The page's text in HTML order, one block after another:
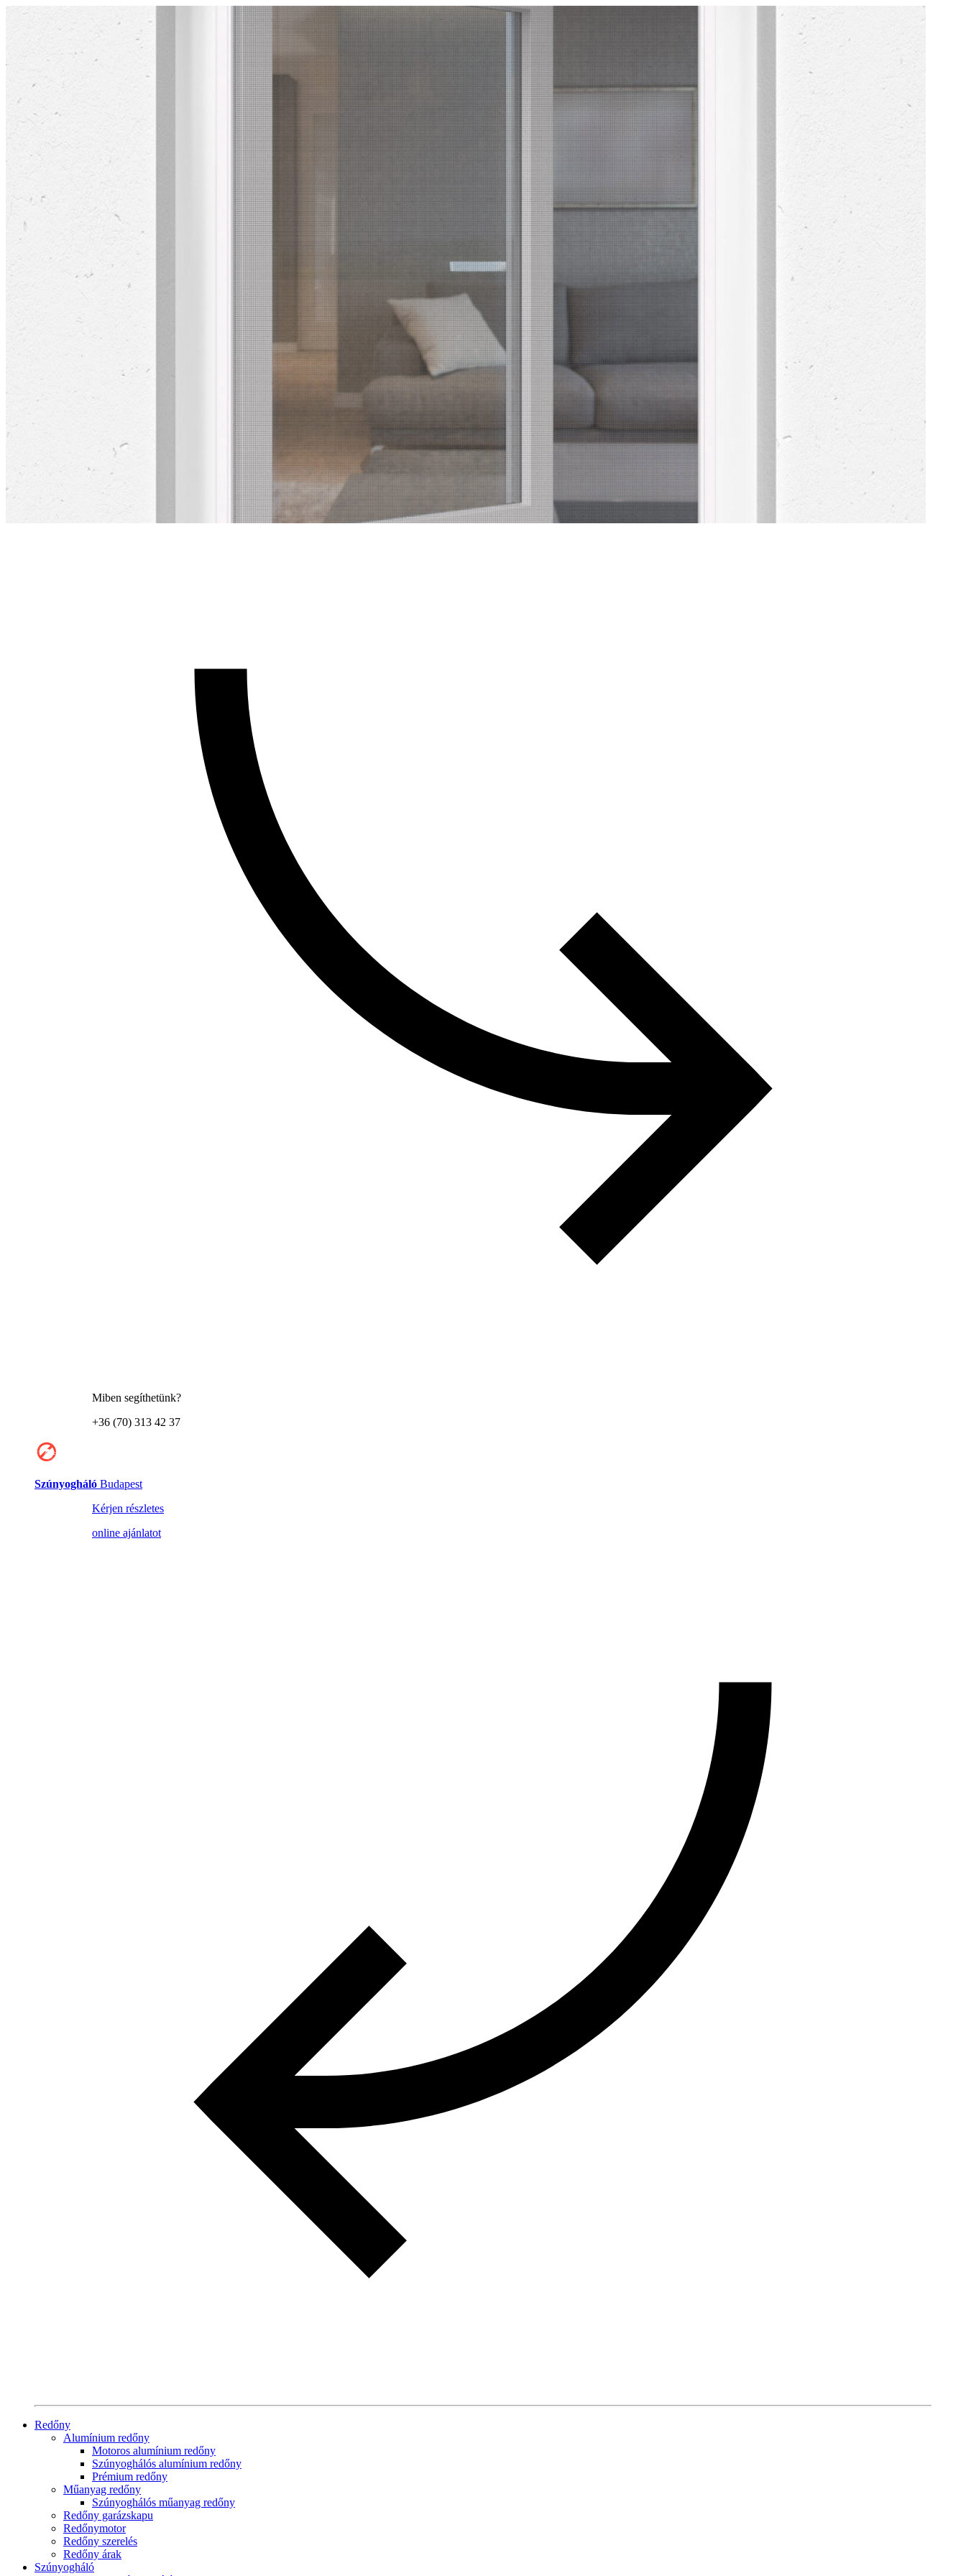
Miben segíthetünk?
+36 (70) 313 42 37
Szúnyogháló Budapest
Kérjen részletes
online ajánlatot
Redőny
Alumínium redőny
Motoros alumínium redőny
Szúnyoghálós alumínium redőny
Prémium redőny
Műanyag redőny
Szúnyoghálós műanyag redőny
Redőny garázskapu
Redőnymotor
Redőny szerelés
Redőny árak
Szúnyogháló